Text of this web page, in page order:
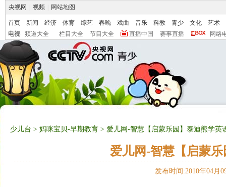
央视网 视频 网站地图
首页 新闻 经济 体育 综艺 春晚 戏曲 音乐 科教 青少 文化
艺术
电视
频道大全 栏目大全 节目大全 直播中国 赛事直播 网络
少儿台 > 妈咪宝贝-早期教育 > 爱儿网-智慧【启蒙乐园】泰迪熊学英
爱儿网-智慧【启蒙
发布时间:2010年04月